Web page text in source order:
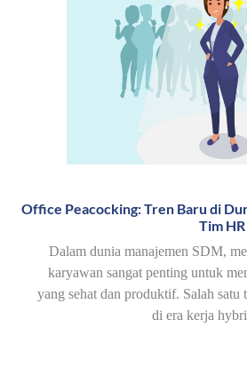
Office Peacocking: Tren Baru di
Tim HR
Dalam dunia manajemen SDM,
karyawan sangat penting untuk
yang sehat dan produktif. Salah
di era kerja